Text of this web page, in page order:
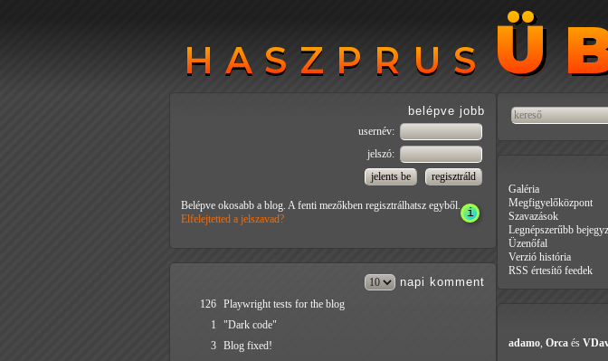
HASZPRUS
HASZPRUS
belépve jobb
usernév:
jelszó:
Belépve okosabb a blog. A fenti mezőkben regisztrálhatsz egyből.
Elfelejtetted a jelszavad?
napi komment
126 Playwright tests for the blog
1
"Dark code"
3 Blog fixed!
Galéria
Megfigyelőközpont
Szavazások
Legnépszerűbb
Üzenőfal
Verzió história
RSS értesítő feedek
adamo, Orca és